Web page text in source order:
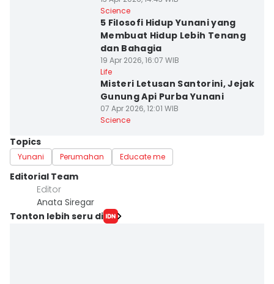
Science
5 Filosofi Hidup Yunani yang
Membuat Hidup Lebih Tenang
dan Bahagia
19 Apr 2026, 16:07 WIB
Life
Misteri Letusan Santorini, Jejak
Gunung Api Purba Yunani
07 Apr 2026, 12:01 WIB
Science
Topics
Yunani Perumahan Educate me
Editorial Team
Editor
Anata Siregar
Tonton lebih seru di